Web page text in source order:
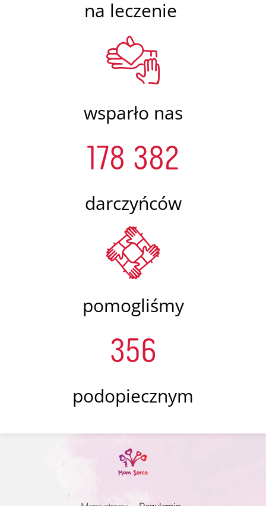
na leczenie
wsparło nas
178 382
darczyńców
pomogliśmy
356
podopiecznym